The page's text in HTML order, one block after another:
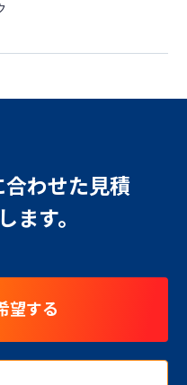
わせた見積
ます。
望する